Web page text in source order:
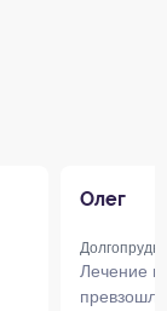
Олег
Лечение